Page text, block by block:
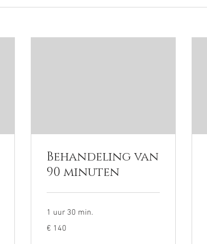
Behandeling van
90 minuten
1 uur 30 min.
euro
€ 140